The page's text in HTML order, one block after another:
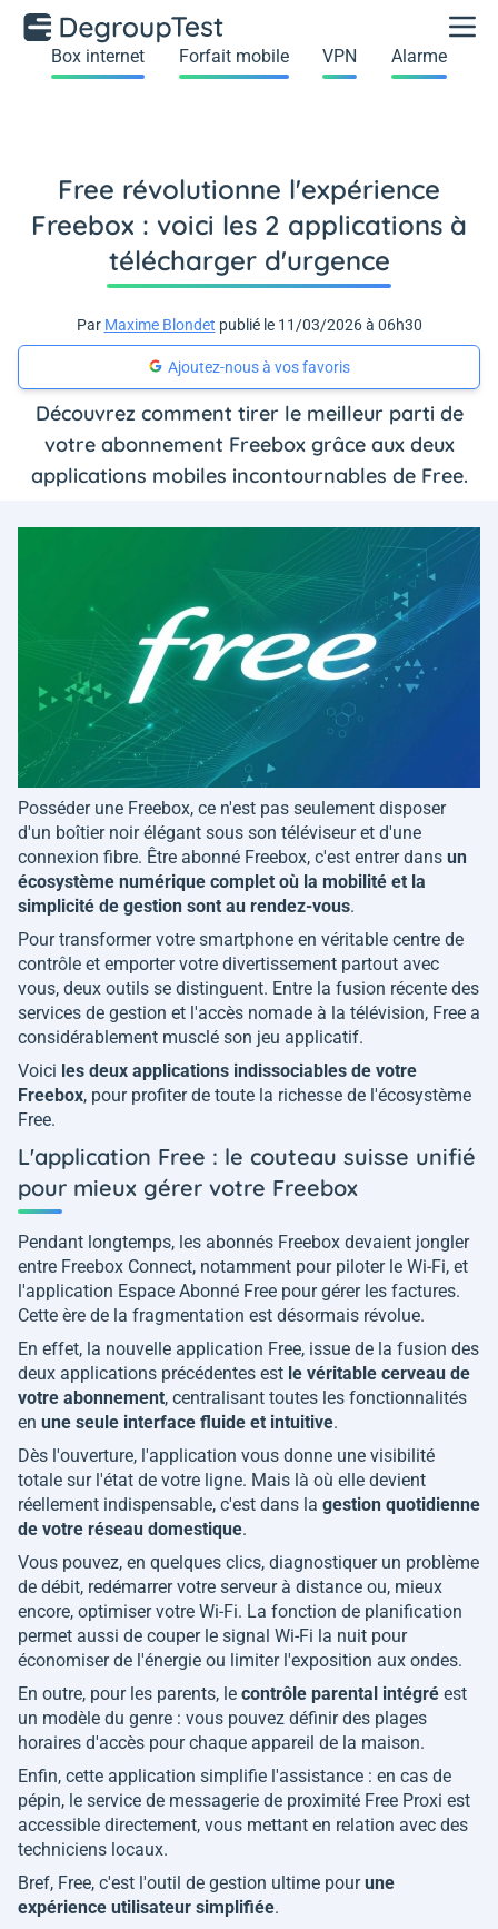
Box internet Forfait mobile VPN Alarme
Free révolutionne l'expérience
Freebox : voici les 2 applications à
télécharger d'urgence
Par Maxime Blondet publié le 11/03/2026 à 06h30
Ajoutez-nous à vos favoris
Découvrez comment tirer le meilleur parti de
votre abonnement Freebox grâce aux deux
applications mobiles incontournables de Free.
Posséder une Freebox, ce n'est pas seulement disposer
d'un boîtier noir élégant sous son téléviseur et d'une
connexion fibre. Être abonné Freebox, c'est entrer dans un
écosystème numérique complet où la mobilité et la
simplicité de gestion sont au rendez-vous.
Pour transformer votre smartphone en véritable centre de
contrôle et emporter votre divertissement partout avec
vous, deux outils se distinguent. Entre la fusion récente des
services de gestion et l'accès nomade à la télévision, Free a
considérablement musclé son jeu applicatif.
Voici les deux applications indissociables de votre
Freebox, pour profiter de toute la richesse de l'écosystème
Free.
L'application Free : le couteau suisse unifié
pour mieux gérer votre Freebox
Pendant longtemps, les abonnés Freebox devaient jongler
entre Freebox Connect, notamment pour piloter le Wi-Fi, et
l'application Espace Abonné Free pour gérer les factures.
Cette ère de la fragmentation est désormais révolue.
En effet, la nouvelle application Free, issue de la fusion des
deux applications précédentes est le véritable cerveau de
votre abonnement, centralisant toutes les fonctionnalités
en une seule interface fluide et intuitive.
Dès l'ouverture, l'application vous donne une visibilité
totale sur l'état de votre ligne. Mais là où elle devient
réellement indispensable, c'est dans la gestion quotidienne
de votre réseau domestique.
Vous pouvez, en quelques clics, diagnostiquer un problème
de débit, redémarrer votre serveur à distance ou, mieux
encore, optimiser votre Wi-Fi. La fonction de planification
permet aussi de couper le signal Wi-Fi la nuit pour
économiser de l'énergie ou limiter l'exposition aux ondes.
En outre, pour les parents, le contrôle parental intégré est
un modèle du genre : vous pouvez définir des plages
horaires d'accès pour chaque appareil de la maison.
Enfin, cette application simplifie l'assistance : en cas de
pépin, le service de messagerie de proximité Free Proxi est
accessible directement, vous mettant en relation avec des
techniciens locaux.
Bref, Free, c'est l'outil de gestion ultime pourune
expérience utilisateur simplifiée.